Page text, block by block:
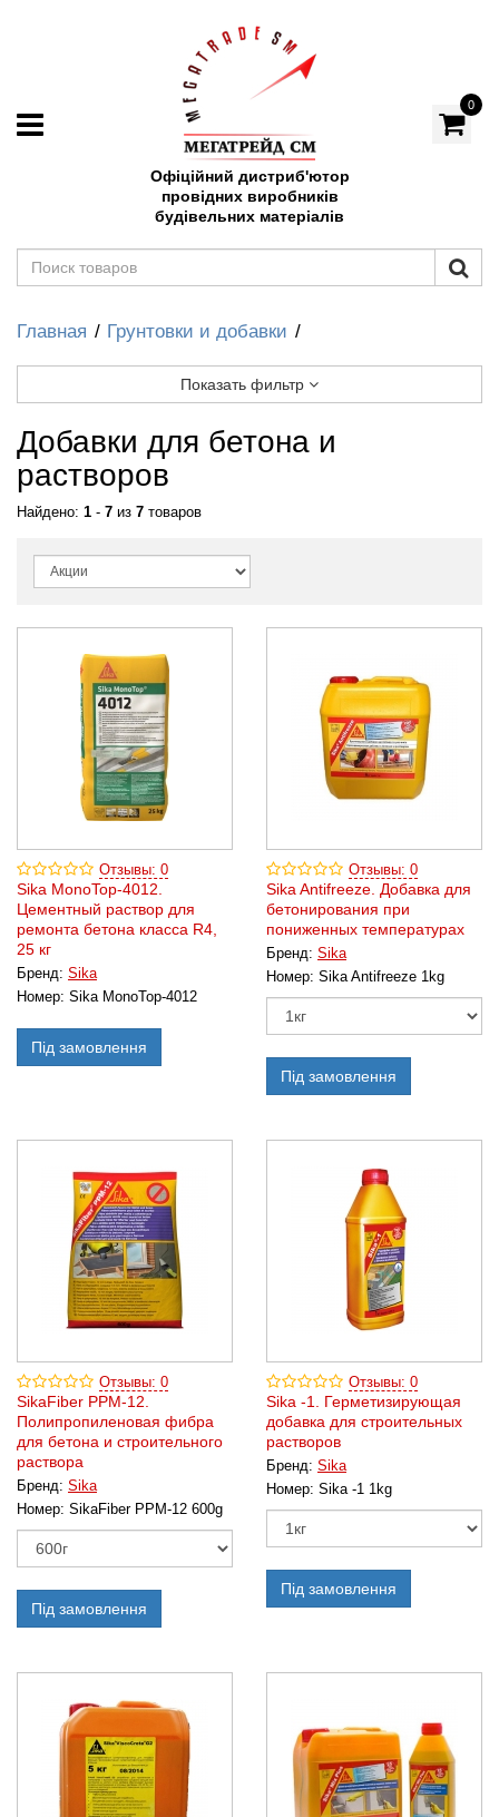
Офіційний дистриб'ютор
провідних виробників
будівельних матеріалів
0
Главная Грунтовки и добавки
Показать фильтр
Добавки для бетона и
растворов
Найдено: 1 - 7 из 7 товаров
Отзывы: 0
Sika MonoTop-4012.
Цементный раствор для
ремонта бетона класса R4,
25 кг
Бренд: Sika
Номер: Sika MonoTop-4012
Під замовлення
Отзывы: 0
Sika Antifreeze. Добавка для
бетонирования при
пониженных температурах
Бренд: Sika
Номер: Sika Antifreeze 1kg
Під замовлення
Отзывы: 0
SikaFiber PPM-12.
Полипропиленовая фибра
для бетона и строительного
раствора
Бренд: Sika
Номер: SikaFiber PPM-12 600g
Під замовлення
Отзывы: 0
Sika -1. Герметизирующая
добавка для строительных
растворов
Бренд: Sika
Номер: Sika -1 1kg
Під замовлення